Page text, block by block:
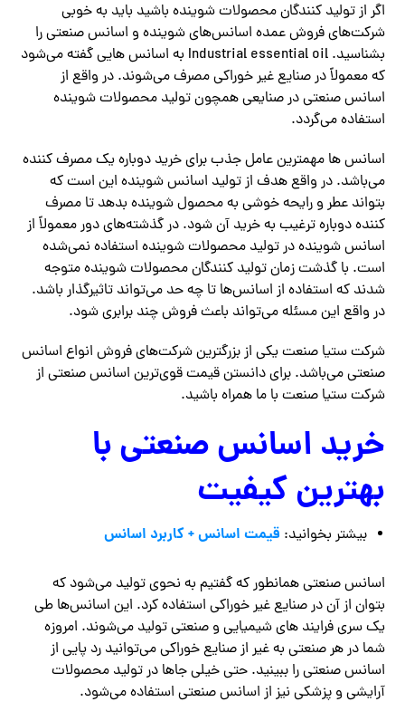
اگر از تولید کنندگان محصولات شوینده باشید باید به خوبی
شرکت‌های فروش عمده اسانس‌های شوینده و اسانس صنعتی را
بشناسید. Industrial essential oil به اسانس ‌هایی گفته می‌شود
که معمولاً در صنایع غیر خوراکی مصرف می‌شوند. در واقع از
اسانس صنعتی در صنایعی همچون تولید محصولات شوینده
استفاده می‌گردد.
اسانس ها مهمترین عامل جذب برای خرید دوباره یک مصرف کننده
می‌باشد. در واقع هدف از تولید اسانس شوینده این است که
بتواند عطر و رایحه خوشی به محصول شوینده بدهد تا مصرف
کننده دوباره ترغیب به خرید آن شود. در گذشته‌های دور معمولاً از
اسانس شوینده در تولید محصولات شوینده استفاده نمی‌شده
است‌. با گذشت زمان تولید کنندگان محصولات شوینده متوجه
شدند که استفاده از اسانس‌ها تا چه حد می‌تواند تاثیرگذار باشد.
در واقع این مسئله می‌تواند باعث فروش چند برابری شود.
شرکت ستیا صنعت یکی از بزرگترین شرکت‌های فروش انواع اسانس
صنعتی می‌باشد. برای دانستن قیمت قوی‌ترین اسانس صنعتی از
شرکت ستیا صنعت با ما همراه باشید.
خرید اسانس صنعتی با
بهترین کیفیت
بیشتر بخوانید: قیمت اسانس + کاربرد اسانس
اسانس صنعتی همانطور که گفتیم به نحوی تولید می‌شود که
بتوان از آن در صنایع غیر خوراکی استفاده کرد. این اسانس‌ها طی
یک سری فرایند های شیمیایی و صنعتی تولید می‌شوند. امروزه
شما در هر صنعتی به غیر از صنایع خوراکی می‌توانید رد پایی از
اسانس صنعتی را ببینید. حتی خیلی جاها در تولید محصولات
آرایشی و پزشکی نیز از اسانس صنعتی استفاده می‌شود.